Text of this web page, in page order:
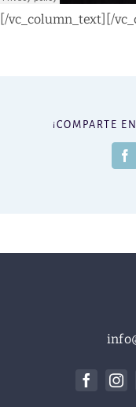
[/vc_column_text][/
¡COMPARTE